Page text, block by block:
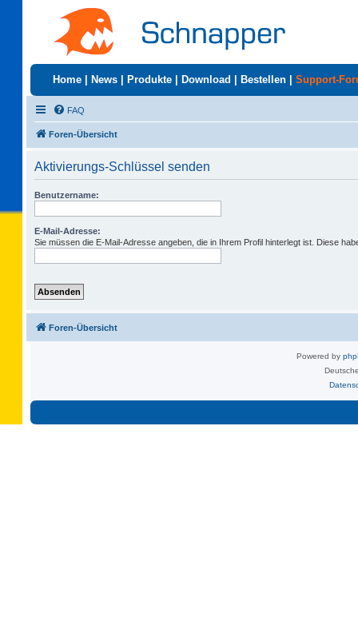
Home News Produkte Download Bestellen Support-
FAQ
Foren-Übersicht
Aktivierungs-Schlüssel senden
Benutzername:
E-Mail-Adresse:
Sie müssen die E-Mail-Adresse angeben, die in Ihrem Profil hinterlegt ist. Diese
Foren-Übersicht
Powered by